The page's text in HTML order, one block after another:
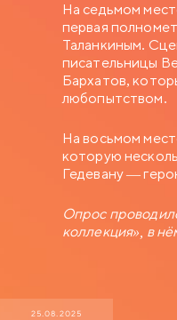
На седьмом
первая
Таланкиным.
писательницы
Бархатов,
любопытством.
На восьмом
которую
Гедевану —
Опрос
коллекция», в
25.08.2025